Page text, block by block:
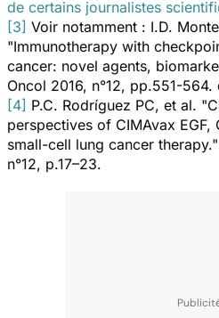
de certains journalistes
[3] Voir notamment : I.D.
"Immunotherapy with
cancer: novel agents,
Oncol 2016, n°12, pp.551-
[4] P.C. Rodríguez PC, et al.
perspectives of CIMAvax
small-cell lung cancer therapy."
n°12, p.17–23.